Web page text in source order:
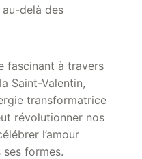
au-delà des
fascinant à travers
Saint-Valentin,
transformatrice
révolutionner nos
l’amour
formes.